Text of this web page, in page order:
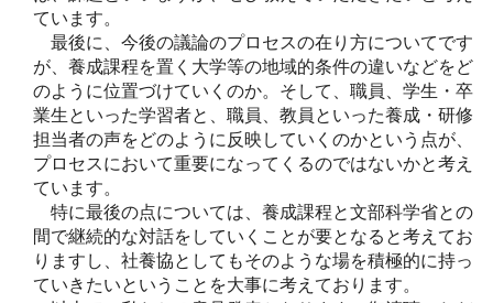
ています。
最後に、今後の議論のプロセスの在り方についてです
が、養成課程を置く大学等の地域的条件の違いなどをど
のように位置づけていくのか。そして、職員、学生・卒
業生といった学習者と、職員、教員といった養成・研修
担当者の声をどのように反映していくのかという点が、
プロセスにおいて重要になってくるのではないかと考え
ています。
特に最後の点については、養成課程と文部科学省との
間で継続的な対話をしていくことが要となると考えてお
りますし、社養協としてもそのような場を積極的に持っ
ていきたいということを大事に考えております。